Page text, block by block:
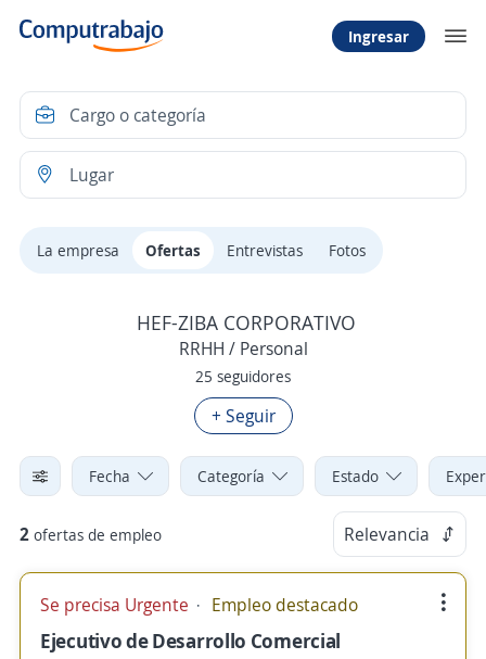
Ingresar
La empresa Ofertas Entrevistas Fotos
HEF-ZIBA CORPORATIVO
RRHH / Personal
25 seguidores
+ Seguir
Fecha Categoría Estado
2 ofertas de empleo Relevancia
Se precisa Urgente Empleo destacado
Ejecutivo de Desarrollo Comercial